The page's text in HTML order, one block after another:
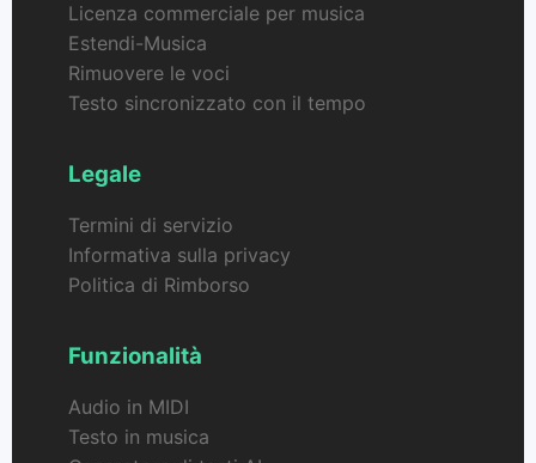
Licenza commerciale per musica
Estendi-Musica
Rimuovere le voci
Testo sincronizzato con il tempo
Legale
Termini di servizio
Informativa sulla privacy
Politica di Rimborso
Funzionalità
Audio in MIDI
Testo in musica